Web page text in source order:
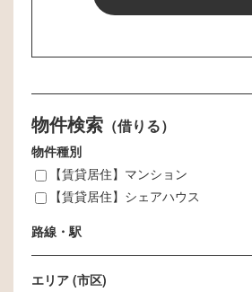
て、お客様の氏名、生年月日
ご提供いただく場合があり
正に利用するものと致しま
お客様からのお問い合わせ等
お客様からお申し込みいただ
ス等の提供のため。
当サイトが実施するアンケ
力のお願いのため
物件検索 （借りる）
物件種別
【賃貸居住】マンション
【賃貸居住】シェアハウス
路線・駅
エリア (市区)